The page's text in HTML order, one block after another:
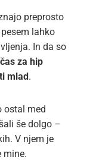
preprosto
lahko
In da so
za hip
mlad.
ostal med
še dolgo –
V njem je
mine.